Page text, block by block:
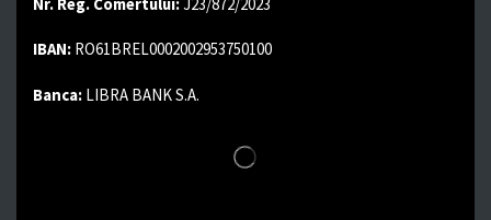
IBAN: RO61BREL0002002953750100
Banca: LIBRA BANK S.A.